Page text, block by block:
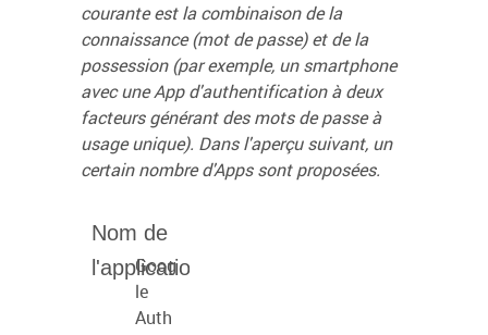
courante est la combinaison de la
connaissance (mot de passe) et de la
possession (par exemple, un smartphone
avec une App d'authentification à deux
facteurs générant des mots de passe à
usage unique). Dans l'aperçu suivant, un
certain nombre d'Apps sont proposées.
Goog
le
Auth